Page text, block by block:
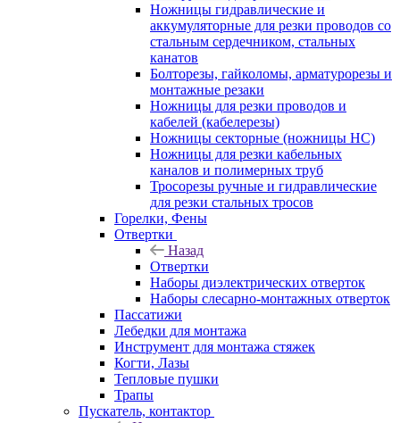
Ножницы гидравлические и
аккумуляторные для резки проводов со
стальным сердечником, стальных
канатов
Болторезы, гайколомы, арматурорезы и
монтажные резаки
Ножницы для резки проводов и
кабелей (кабелерезы)
Ножницы секторные (ножницы НС)
Ножницы для резки кабельных
каналов и полимерных труб
Тросорезы ручные и гидравлические
для резки стальных тросов
Горелки, Фены
Отвертки
Назад
Отвертки
Наборы диэлектрических отверток
Наборы слесарно-монтажных отверток
Пассатижи
Лебедки для монтажа
Инструмент для монтажа стяжек
Когти, Лазы
Тепловые пушки
Трапы
Пускатель, контактор